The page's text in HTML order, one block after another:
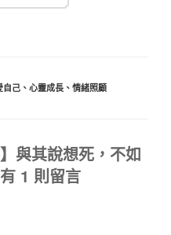
自己、 心靈成長、 情緒照顧
與其說想死，不如
1 則留言